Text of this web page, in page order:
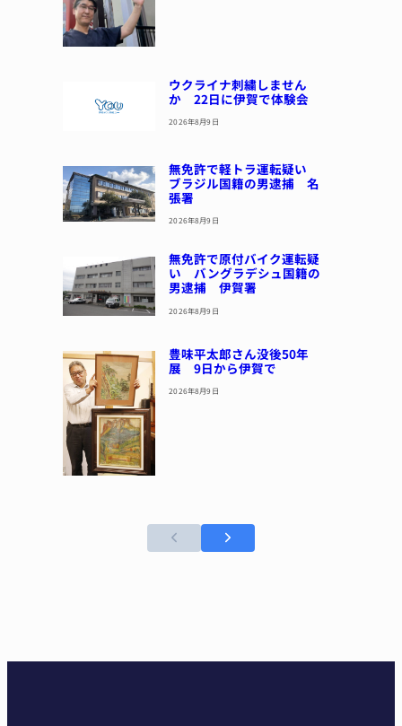
ウクライナ刺繍しません
か 22日に伊賀で体験会
2026年8月9日
無免許で軽トラ運転疑い
ブラジル国籍の男逮捕 名
張署
2026年8月9日
無免許で原付バイク運転疑
い バングラデシュ国籍の
男逮捕 伊賀署
2026年8月9日
豊味平太郎さん没後50年
展 9日から伊賀で
2026年8月9日